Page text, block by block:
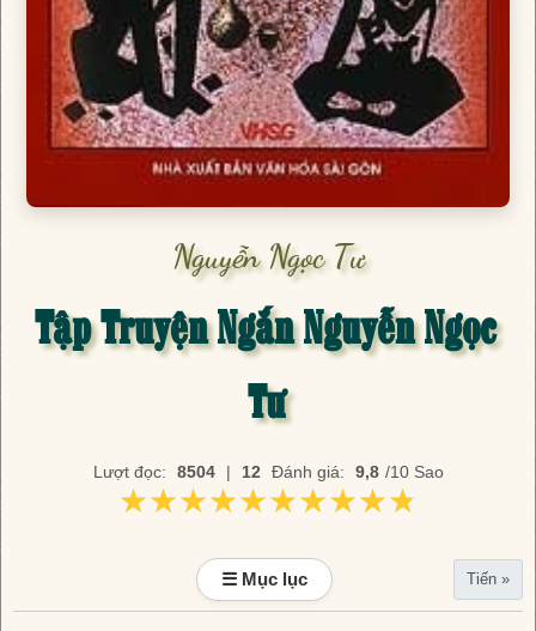
Nguyễn Ngọc Tư
Tập Truyện Ngắn Nguyễn Ngọc
Tư
Lượt đọc: 8504 | 12 Đánh giá: 9,8 /10 Sao
★★★★★★★★★★
★★★★★★★★★★
☰ Mục lục Tiến »